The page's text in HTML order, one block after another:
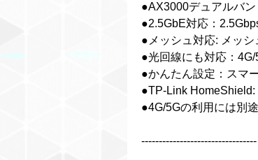
●AX3000デュアルバ
●2.5GbE対応：
●メッシュ対応: メッ
●光回線にも対応：
●かんたん設定：スマ
●TP-Link HomeShield:
●4G/5Gの利用には別
---------------------------------